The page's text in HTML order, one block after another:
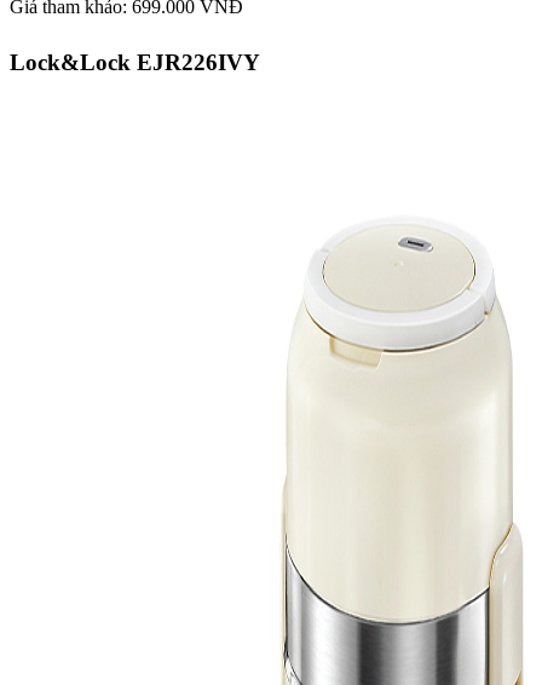
Giá tham khảo: 699.000 VNĐ
Lock&Lock EJR226IVY